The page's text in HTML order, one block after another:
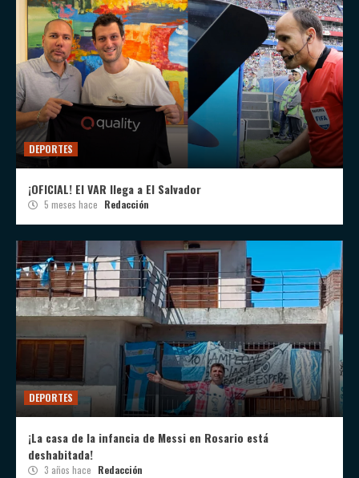
DEPORTES
¡OFICIAL! El VAR llega a El Salvador
5 meses hace Redacción
DEPORTES
¡La casa de la infancia de Messi en Rosario está
deshabitada!
3 años hace Redacción